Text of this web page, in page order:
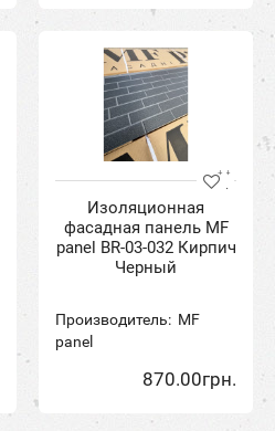
Изоляционная
фасадная панель MF
panel BR-03-032 Кирпич
Черный
Производитель: MF
panel
870.00грн.